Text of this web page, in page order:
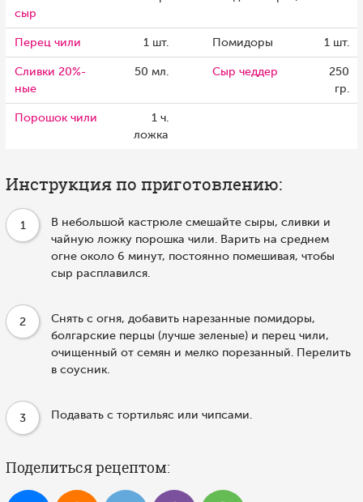
сыр
Перец чили 1 шт. Помидоры 1 шт.
Сливки 20%-
ные
50 мл. Сыр чеддер
250
гр.
Порошок чили
1 ч.
ложка
Инструкция по приготовлению:
1
В небольшой кастрюле смешайте сыры, сливки и
чайную ложку порошка чили. Варить на среднем
огне около 6 минут, постоянно помешивая, чтобы
сыр расплавился.
2
Снять с огня, добавить нарезанные помидоры,
болгарские перцы (лучше зеленые) и перец чили,
очищенный от семян и мелко порезанный. Перелить
в соусник.
3 Подавать с тортильяс или чипсами.
Поделиться рецептом: